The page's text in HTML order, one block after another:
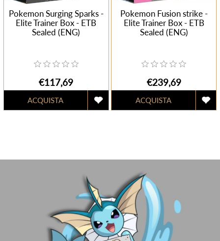
Pokemon Surging Sparks -
Elite Trainer Box - ETB
Sealed (ENG)
€117,69
Pokemon Fusion strike -
Elite Trainer Box - ETB
Sealed (ENG)
€239,69